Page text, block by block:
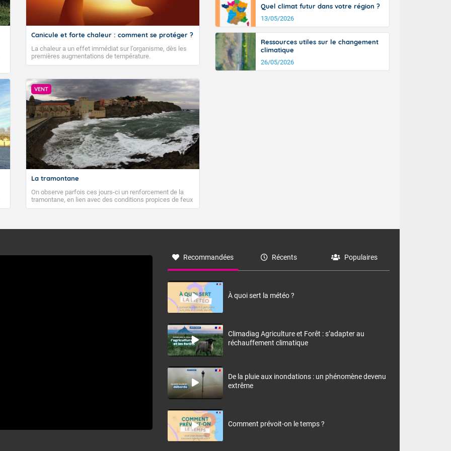
Canicule et forte chaleur : comment se protéger ?
La chaleur a un effet immédiat sur l’organisme, dès les
premières augmentations de température.
VENT
La tramontane
On observe parfois ces jours-ci un renforcement de la
tramontane, en lien avec des conditions propices de feux
de forêt. Mais qu'est-ce que la tramontane ? Quelles sont
à nord-ouest, dans un secteur qui part du Roussillon à la
monts, en allusion aux régions montagneuses d’où
Quel climat futur dans votre région ?
13/05/2026
Ressources utiles sur le changement
climatique
26/05/2026
Recommandées Récents Populaires
À quoi sert la météo ?
Climadiag Agriculture et Forêt : s’adapter au
réchauffement climatique
De la pluie aux inondations : un phénomène devenu
extrême
Comment prévoit-on le temps ?